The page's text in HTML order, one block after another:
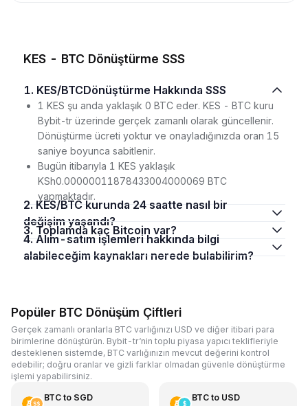
KES - BTC Dönüştürme SSS
1. KES/BTCDönüştürme Hakkında SSS
1 KES şu anda yaklaşık 0 BTC eder. KES - BTC kuru
Bybit-tr üzerinde gerçek zamanlı olarak güncellenir.
Dönüştürme ücreti yoktur ve onayladığınızda oran 15
saniye boyunca sabitlenir.
Bugün itibarıyla 1 KES yaklaşık
KSh0.00000011878433004000069 BTC
yapmaktadır.
2. KES/BTC kurunda 24 saatte nasıl bir
değişim yaşandı?
3. Toplamda kaç Bitcoin var?
4. Alım-satım işlemleri hakkında bilgi
alabileceğim kaynakları nerede bulabilirim?
Popüler BTC Dönüşüm Çiftleri
Gerçek zamanlı oranlarla BTC varlığınızı USD ve diğer itibari para
birimlerine dönüştürün. Bybit-tr‘nin toplu piyasa yapıcı teklifleriyle
desteklenen sistemde, BTC varlığınızın mevcut değerini kontrol
edebilir; doğru oranlar ve gizli farklar olmadan güvenle dönüştürme
işlemi yapabilirsiniz.
BTCto SGD BTCto USD